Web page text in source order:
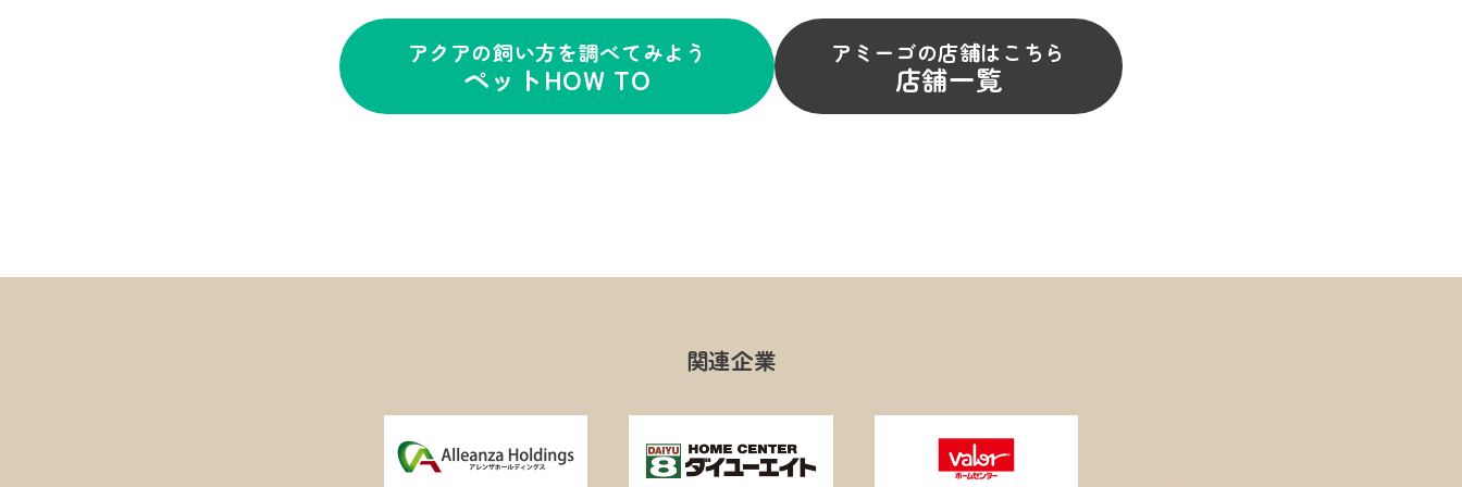
アクアの飼い方を調べてみよう
ペットHOW TO
アミーゴの店舗はこちら
店舗一覧
関連企業